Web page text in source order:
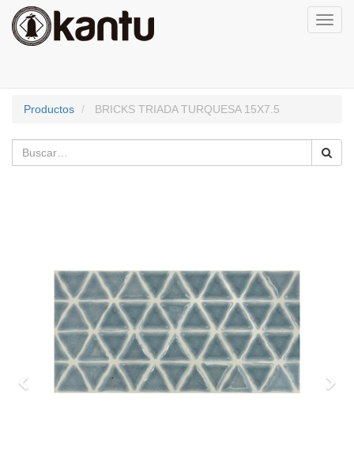
Productos BRICKS TRIADA TURQUESA 15X7.5
Previo